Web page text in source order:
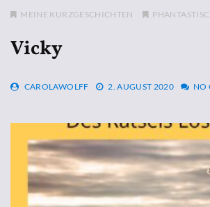
MEINE KURZGESCHICHTEN
Vicky
CAROLAWOLFF 2. AUGUST 2020 NO